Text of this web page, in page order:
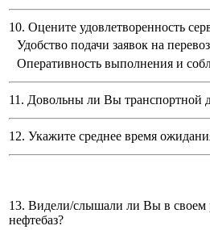
10. Оцените удовлетворенность
Удобство подачи заявок на
Оперативность выполнения и
11. Довольны ли Вы транспортной
12. Укажите среднее время
13. Видели/слышали ли Вы в своем
нефтебаз?